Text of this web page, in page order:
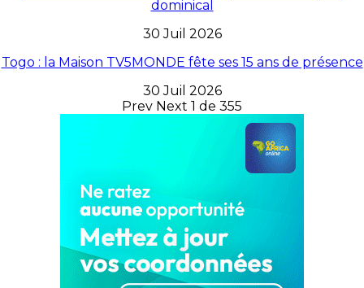
dominical
30 Juil 2026
Togo : la Maison TV5MONDE fête ses 15 ans de présence
30 Juil 2026
Prev Next 1 de 355